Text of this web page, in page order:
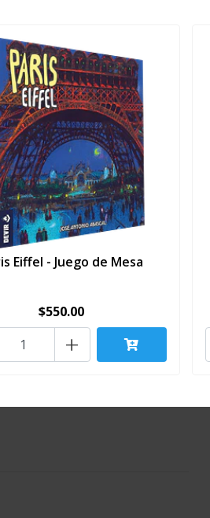
Eiffel - Juego de Mesa
$550.00
+